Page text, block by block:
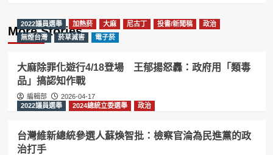
More Stories
2022議員選舉 加熱菸 大麻 尼古丁 投書/新聞稿
政治
無煙台灣
菸草減害 電子菸
大麻除罪化遊行4/18登場 王郁揚怒轟：政府用「類毒
品」搞認知作戰
編輯部
2026-04-17
2022議員選舉
2024總統立委選舉 政治
台灣維新總統參選人蘇煥智批：檢察官淪為民進黨的政
治打手